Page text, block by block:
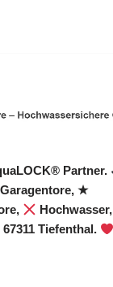
Partner.
★
Hochwasser,
Tiefenthal.